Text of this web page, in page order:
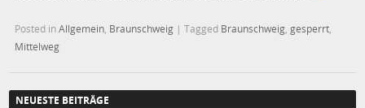
Posted inAllgemein Braunschweig |Tagged Braunschweig ,gesperrt
Mittelweg
NEUESTE BEITRÄGE